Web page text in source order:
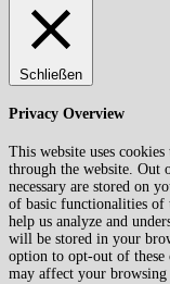
Schließen
Privacy Overview
This website uses
through the website. Out
necessary are stored on
of basic functionalities of
help us analyze and
will be stored in your
option to opt-out of these
may affect your browsing